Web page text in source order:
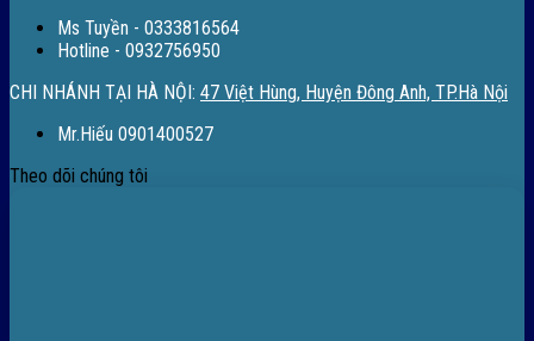
Ms Tuyền - 0333816564
Hotline - 0932756950
CHI NHÁNH TẠI HÀ NỘI: 47 Việt Hùng, Huyện Đông Anh, TP.Hà Nội
Mr.Hiếu 0901400527
Theo dõi chúng tôi